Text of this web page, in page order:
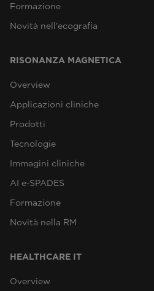
Formazione
Novità nell'ecografia
RISONANZA MAGNETICA
Overview
Applicazioni cliniche
Prodotti
Tecnologie
Immagini cliniche
AI e‑SPADES
Formazione
Novità nella RM
HEALTHCARE IT
Overview